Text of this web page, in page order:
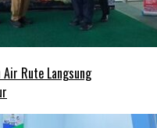
Air Rute Langsung